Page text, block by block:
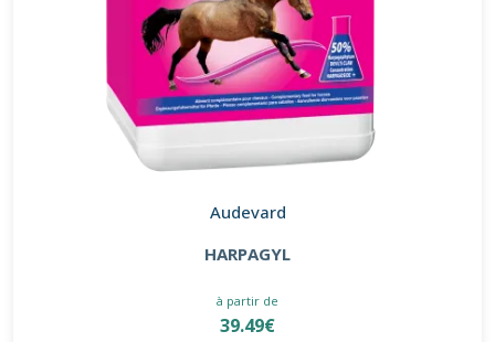
Audevard
HARPAGYL
à partir de
39.49€